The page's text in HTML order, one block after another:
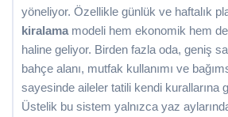
yöneliyor. Özellikle günlük ve haftalık
kiralama modeli hem ekonomik hem
haline geliyor. Birden fazla oda, geniş
bahçe alanı, mutfak kullanımı ve
sayesinde aileler tatili kendi kurallarına
Üstelik bu sistem yalnızca yaz